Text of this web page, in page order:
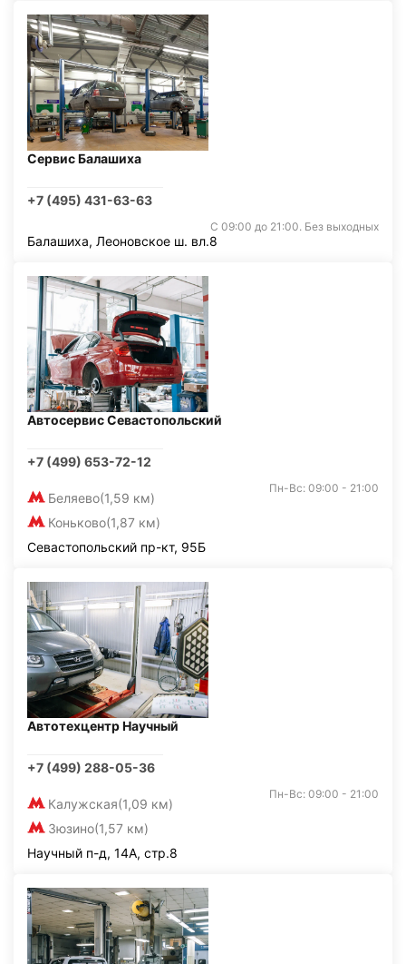
Сервис Балашиха
+7 (495) 431-63-63
С 09:00 до 21:00. Без выходных
Балашиха, Леоновское ш. вл.8
Автосервис Севастопольский
+7 (499) 653-72-12
Беляево(1,59 км)
Коньково(1,87 км)
Пн-Вс: 09:00 - 21:00
Севастопольский пр-кт, 95Б
Автотехцентр Научный
+7 (499) 288-05-36
Калужская(1,09 км)
Зюзино(1,57 км)
Пн-Вс: 09:00 - 21:00
Научный п-д, 14А, стр.8